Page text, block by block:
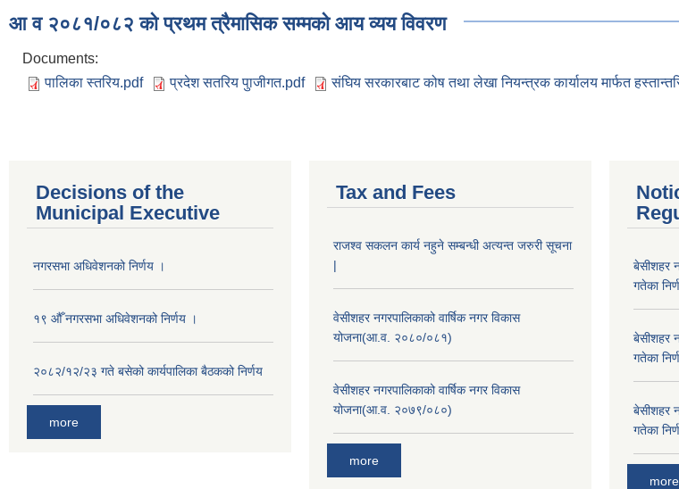
आ व २०८१/०८२ को प्रथम त्रैमासिक सम्मको आय व्यय विवरण
Documents:
पालिका स्तरिय.pdf
प्रदेश सतरिय पुाजीगत.pdf संघिय सरकारबाट कोष तथा लेखा नियन्त्रक कार्यालय मार्फत
Decisions of the
Municipal Executive
नगरसभा अधिवेशनको निर्णय ।
१९ औँ नगरसभा अधिवेशनको निर्णय ।
२०८२/१२/२३ गते बसेको कार्यपालिका बैठकको निर्णय
more
Tax and Fees
राजश्व सकलन कार्य नहुने सम्बन्धी अत्यन्त जरुरी सूचना
|
वेसीशहर नगरपालिकाको वार्षिक नगर विकास
योजना(आ.व. २०८०/०८१)
वेसीशहर नगरपालिकाको वार्षिक नगर विकास
योजना(आ.व. २०७९/०८०)
more
बे‍‍सीशहर
गतेका
बे‍‍सीशहर
गतेका
बे‍‍सीशहर
गतेका
more